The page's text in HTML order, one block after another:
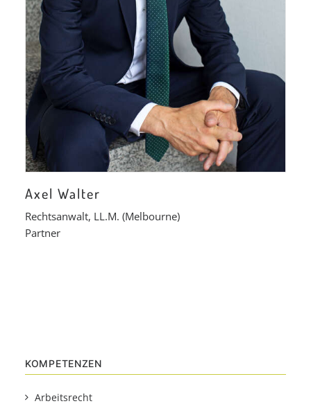
Axel Walter
Rechtsanwalt, LL.M. (Melbourne)
Partner
KOMPETENZEN
Arbeitsrecht